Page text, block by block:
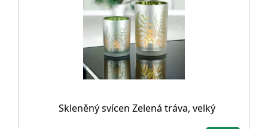
Skleněný svícen Zelená tráva, velký